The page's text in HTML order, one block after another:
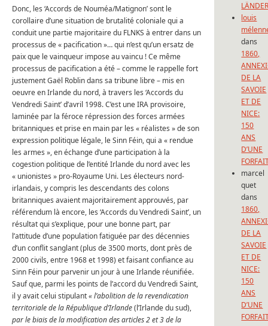
Donc, les ‘Accords de Nouméa/Matignon’ sont le
corollaire d’une situation de brutalité coloniale qui a
conduit une partie majoritaire du FLNKS à entrer dans un
processus de « pacification »… qui n’est qu’un ersatz de
paix que le vainqueur impose au vaincu ! Ce même
processus de pacification a été – comme le rappelle fort
justement Gaël Roblin dans sa tribune libre – mis en
oeuvre en Irlande du nord, à travers les ‘Accords du
Vendredi Saint’ d’avril 1998. C’est une IRA provisoire,
laminée par la féroce répression des forces armées
britanniques et prise en main par les « réalistes » de son
expression politique légale, le Sinn Féin, qui a « rendue
les armes », en échange d’une participation à la
cogestion politique de l’entité Irlande du nord avec les
« unionistes » pro-Royaume Uni. Les électeurs nord-
irlandais, y compris les descendants des colons
britanniques avaient majoritairement approuvés, par
référendum là encore, les ‘Accords du Vendredi Saint’, un
résultat qui s’explique, pour une bonne part, par
l’attitude d’une population fatiguée par des décennies
d’un conflit sanglant (plus de 3500 morts, dont près de
2000 civils, entre 1968 et 1998) et faisant confiance au
Sinn Féin pour parvenir un jour à une Irlande réunifiée.
Sauf que, parmi les points de l’accord du Vendredi Saint,
il y avait celui stipulant« l’abolition de la revendication
territoriale de la République d’Irlande(l’Irlande du sud),
par le biais de la modification des articles 2 et 3 de la
louis
dans
1860,
DE LA
SAVOIE
ET DE
NICE:
150
ANS
D’UNE
marcel
quet
dans
1860,
DE LA
SAVOIE
ET DE
NICE:
150
ANS
D’UNE